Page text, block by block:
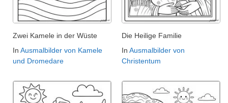
Zwei Kamele in der Wüste
In Ausmalbilder von Kamele
und Dromedare
Die Heilige Familie
In Ausmalbilder von
Christentum